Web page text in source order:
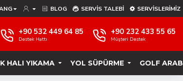
BLOG SERVIS TALEBI SERVISLERIMIZ
+90 532 449 64 85
Destek Hattı
+90 232 433 55 65
Müşteri Destek
HALI YIKAMA YOL SÜPÜRME GOLF